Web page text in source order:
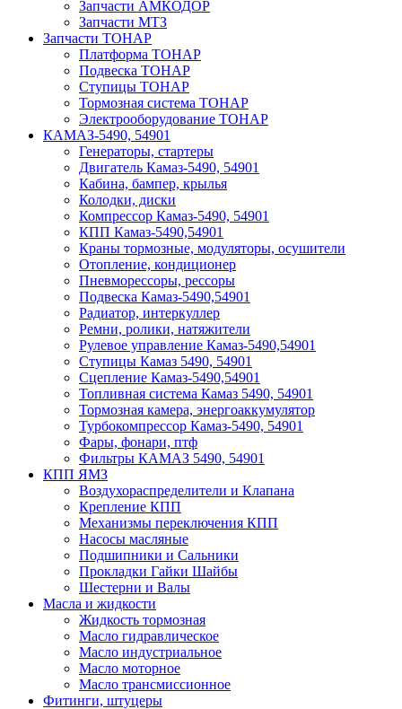
Запчасти АМКОДОР
Запчасти МТЗ
Запчасти ТОНАР
Платформа ТОНАР
Подвеска ТОНАР
Ступицы ТОНАР
Тормозная система ТОНАР
Электрооборудование ТОНАР
КАМАЗ-5490, 54901
Генераторы, стартеры
Двигатель Камаз-5490, 54901
Кабина, бампер, крылья
Колодки, диски
Компрессор Камаз-5490, 54901
КПП Камаз-5490,54901
Краны тормозные, модуляторы, осушители
Отопление, кондиционер
Пневморессоры, рессоры
Подвеска Камаз-5490,54901
Радиатор, интеркуллер
Ремни, ролики, натяжители
Рулевое управление Камаз-5490,54901
Ступицы Камаз 5490, 54901
Сцепление Камаз-5490,54901
Топливная система Камаз 5490, 54901
Тормозная камера, энергоаккумулятор
Турбокомпрессор Камаз-5490, 54901
Фары, фонари, птф
Фильтры КАМАЗ 5490, 54901
КПП ЯМЗ
Воздухораспределители и Клапана
Крепление КПП
Механизмы переключения КПП
Насосы масляные
Подшипники и Сальники
Прокладки Гайки Шайбы
Шестерни и Валы
Масла и жидкости
Жидкость тормозная
Масло гидравлическое
Масло индустриальное
Масло моторное
Масло трансмиссионное
Фитинги, штуцеры